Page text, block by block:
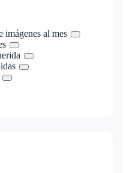
imágenes al mes